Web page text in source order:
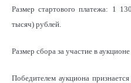
Размер стартового платежа: 1
тысяч) рублей.
Размер сбора за участие в
Победителем аукциона